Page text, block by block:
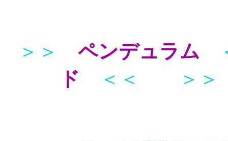
＞＞ ペンデュラム
ド
＜＜ ＞＞